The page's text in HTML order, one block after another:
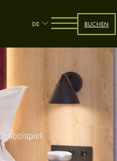
DE BUCHEN